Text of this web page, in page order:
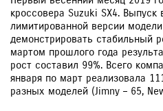
кроссовера Suzuki SX4.
лимитированной версии
демонстрировать стабильный
мартом прошлого года
рост составил 99%. Всего
января по март реализовала
разных моделей (Jimny – 65,